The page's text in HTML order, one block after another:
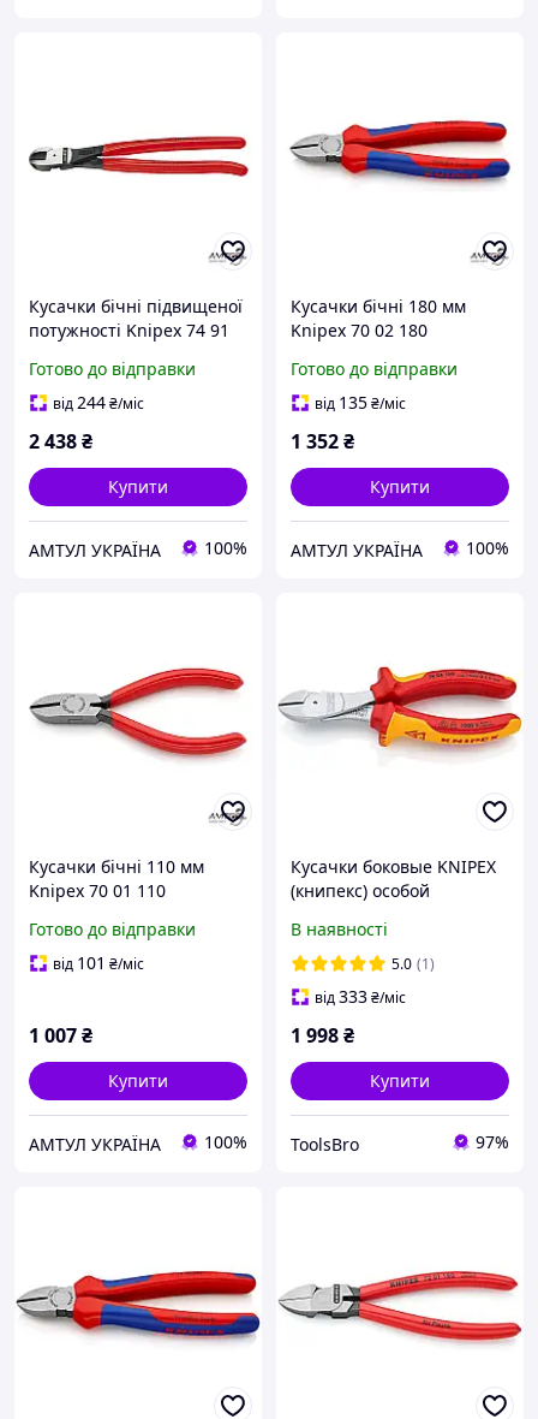
Кусачки бічні підвищеної
потужності Knipex 74 91
Готово до відправки
від244₴/міс
2 438₴
Купити
АМТУЛ УКРАЇНА 100%
Кусачки бічні 180 мм
Knipex 70 02 180
Готово до відправки
від 135₴/міс
1 352₴
Купити
АМТУЛ УКРАЇНА 100%
Кусачки бічні 110 мм
Knipex 70 01 110
Готово до відправки
від 101 ₴/міс
1 007₴
Купити
АМТУЛ УКРАЇНА 100%
Кусачки боковые KNIPEX
(книпекс) особой
изолированные VDE, 160
мм (бокорезы)
В наявності
5.0 (1)
від333₴/міс
1 998₴
Купити
ToolsBro 97%